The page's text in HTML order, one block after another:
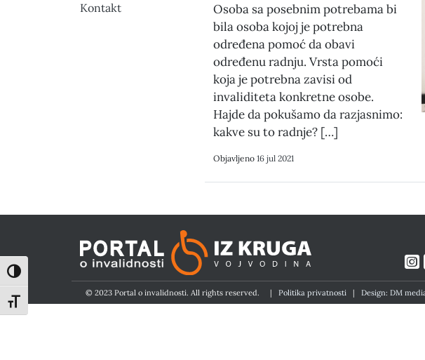
Toggle High Contrast
Toggle Font size
Kontakt
Osoba sa posebnim potrebama bi
bila osoba kojoj je potrebna
određena pomoć da obavi
određenu radnju. Vrsta pomoći
koja je potrebna zavisi od
invaliditeta konkretne osobe.
Hajde da pokušamo da razjasnimo:
kakve su to radnje? […]
Objavljeno 16 jul 2021
© 2023 Portal o invalidnosti. All rights reserved. | Politika privatnosti | Design: DM